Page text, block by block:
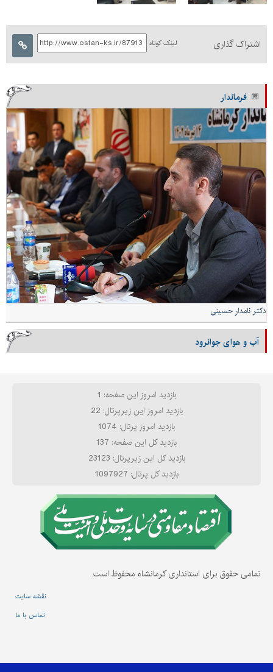
اشتراک گذاری لینک کوتاه
فرماندار
دکتر نامدار حسینی
آب و هوای جوانرود
بازدید امروز این صفحه: 1
بازدید امروز این زیرپرتال: 22
بازدید امروز پرتال: 1074
بازدید کل این صفحه: 137
بازدید کل این زیرپرتال: 23123
بازدید کل پرتال: 1097927
تمامی حقوق برای استانداری کرمانشاه محفوظ است.
نقشه سایت
تماس با ما